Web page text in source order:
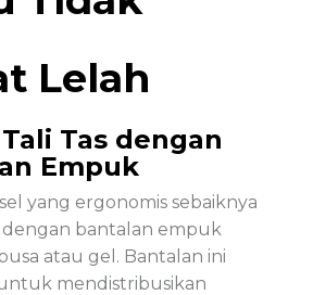
Lelah
Tas dengan
Empuk
yang ergonomis sebaiknya
bantalan empuk
atau gel. Bantalan ini
mendistribusikan